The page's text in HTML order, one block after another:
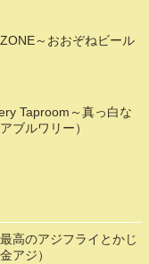
～おおぞねビール
Taproom～真っ白な
ブルワリー）
高のアジフライとかじ
アジ）